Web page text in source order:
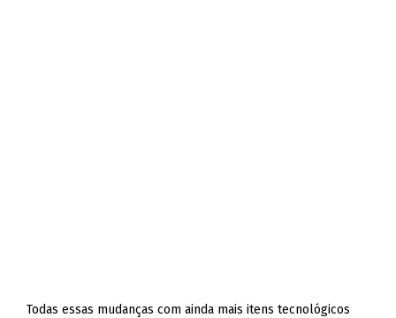
Todas essas mudanças com ainda mais itens tecnológicos